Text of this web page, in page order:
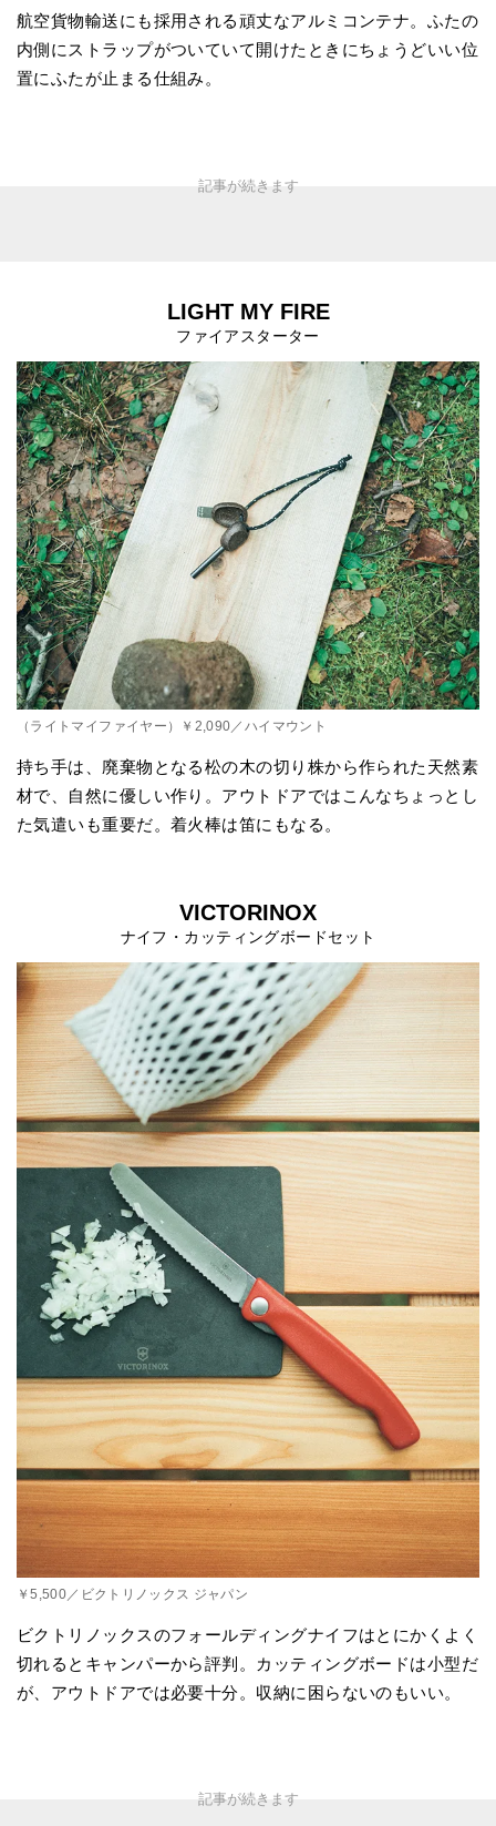
航空貨物輸送にも採用される頑丈なアルミコンテナ。ふたの
内側にストラップがついていて開けたときにちょうどいい位
置にふたが止まる仕組み。
LIGHT MY FIRE
ファイアスターター
（ライトマイファイヤー）￥2,090／ハイマウント
持ち手は、廃棄物となる松の木の切り株から作られた天然素
材で、自然に優しい作り。アウトドアではこんなちょっとし
た気遣いも重要だ。着火棒は笛にもなる。
VICTORINOX
ナイフ・カッティングボードセット
￥5,500／ビクトリノックス ジャパン
ビクトリノックスのフォールディングナイフはとにかくよく
切れるとキャンパーから評判。カッティングボードは小型だ
が、アウトドアでは必要十分。収納に困らないのもいい。